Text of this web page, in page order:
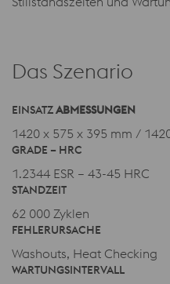
Das Szenario
EINSATZABMESSUNGEN
1420 x 575 x 395 mm /
GRADE – HRC
1.2344 ESR – 43-45 HRC
STANDZEIT
62 000 Zyklen
FEHLERURSACHE
Washouts, Heat Checking
WARTUNGSINTERVALL